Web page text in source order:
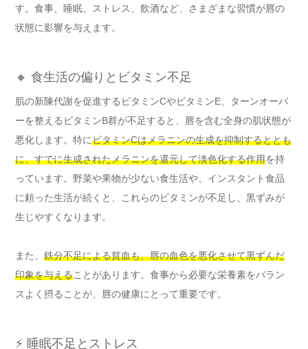
す。食事、睡眠、ストレス、飲酒など、さまざまな習慣が唇の
状態に影響を与えます。
🔸 食生活の偏りとビタミン不足
肌の新陳代謝を促進するビタミンCやビタミンE、ターンオーバ
ーを整えるビタミンB群が不足すると、唇を含む全身の肌状態が
悪化します。特にビタミンCはメラニンの生成を抑制するととも
に、すでに生成されたメラニンを還元して淡色化する作用を持
っています。野菜や果物が少ない食生活や、インスタント食品
に頼った生活が続くと、これらのビタミンが不足し、黒ずみが
生じやすくなります。
また、 鉄分不足による貧血も、唇の血色を悪化させて黒ずんだ
印象を与えることがあります。食事から必要な栄養素をバラン
スよく摂ることが、唇の健康にとって重要です。
⚡ 睡眠不足とストレス